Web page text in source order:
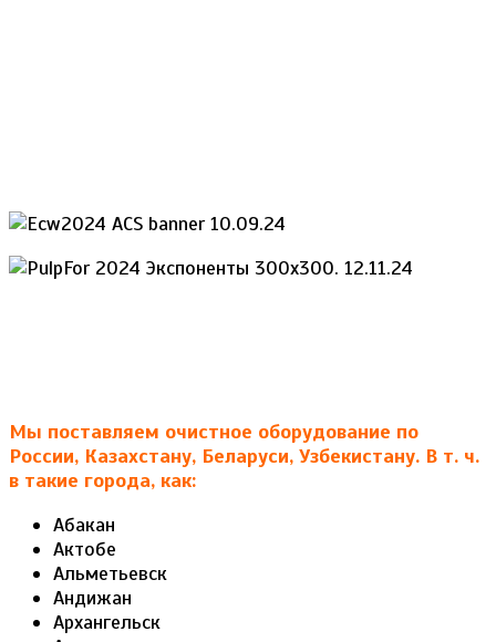
Мы поставляем очистное оборудование по
России, Казахстану, Беларуси, Узбекистану. В т. ч.
в такие города, как:
Абакан
Актобе
Альметьевск
Андижан
Архангельск